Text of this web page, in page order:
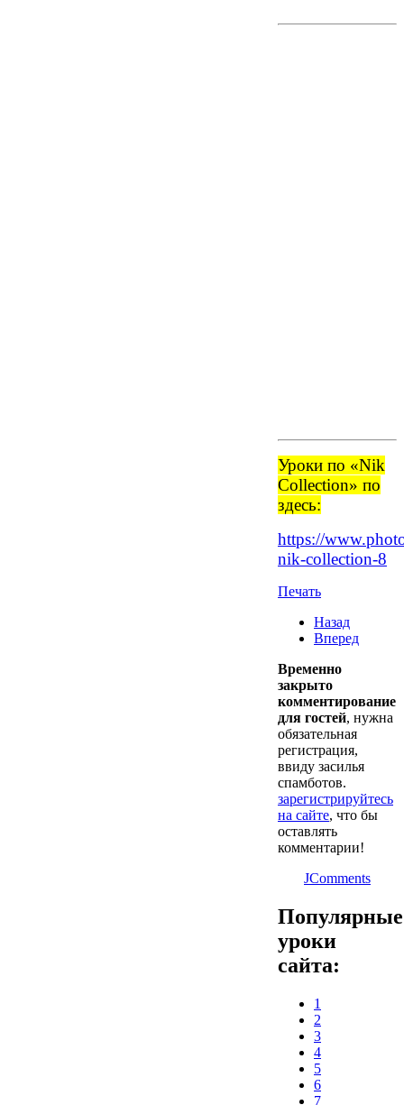
Уроки по «Nik
Collection» по
здесь:
https://
nik-collection-8
Печать
Назад
Вперед
Временно
закрыто
комментирование
для гостей, нужна
обязательная
регистрация,
ввиду засилья
спамботов.
зарегистрируйтесь
на сайте, что бы
оставлять
комментарии!
JComments
Популярные
уроки
сайта:
1
2
3
4
5
6
7